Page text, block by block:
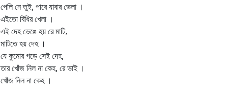
পেলি নে তুই, পারে যাবার ভেলা ।
এইতো বিধির খেলা ।
এই দেহ ভেঙে হয় রে মাটি,
মাটিতে হয় দেহ ।
যে কুমোর গড়ে সেই দেহ,
তার খোঁজ নিল না কেহ, রে ভাই ।
খোঁজ নিল না কেহ ।